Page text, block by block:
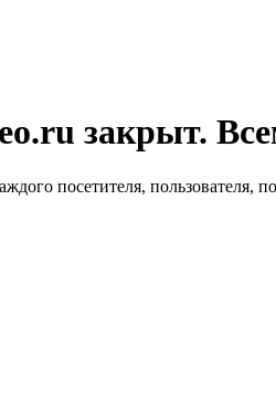
закрыт.
посетителя, пользователя,